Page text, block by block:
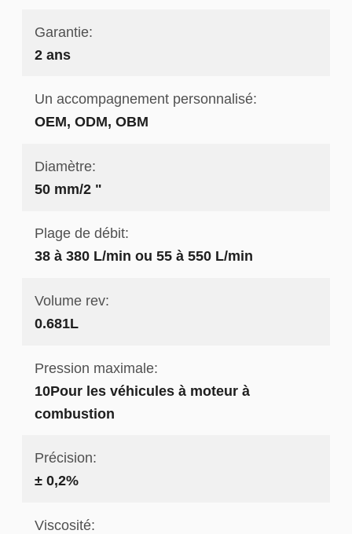
Garantie:
2 ans
Un accompagnement personnalisé:
OEM, ODM, OBM
Diamètre:
50 mm/2 "
Plage de débit:
38 à 380 L/min ou 55 à 550 L/min
Volume rev:
0.681L
Pression maximale:
10Pour les véhicules à moteur à
combustion
Précision:
± 0,2%
Viscosité: